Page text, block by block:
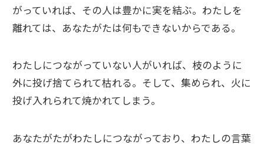
がっていれば、その人は豊かに実を結ぶ。わたしを
離れては、あなたがたは何もできないからである。
わたしにつながっていない人がいれば、枝のように
外に投げ捨てられて枯れる。そして、集められ、火に
投げ入れられて焼かれてしまう。
あなたがたがわたしにつながっており、わたしの言葉